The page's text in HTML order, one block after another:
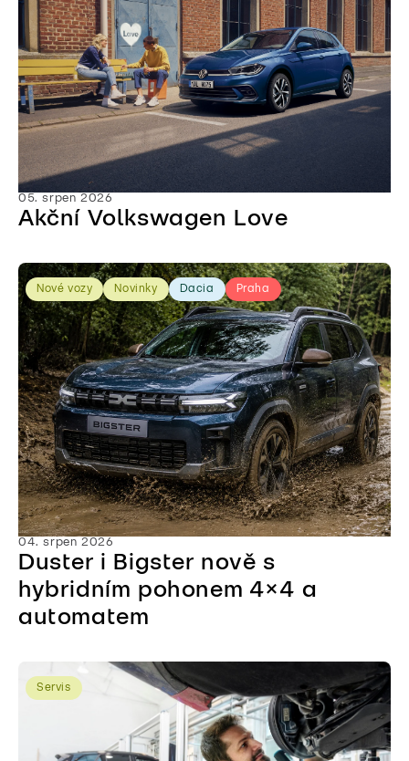
05. srpen 2026
Akční Volkswagen Love
Nové vozy Novinky Dacia Praha
04. srpen 2026
Duster i Bigster nově s
hybridním pohonem 4×4 a
automatem
Servis